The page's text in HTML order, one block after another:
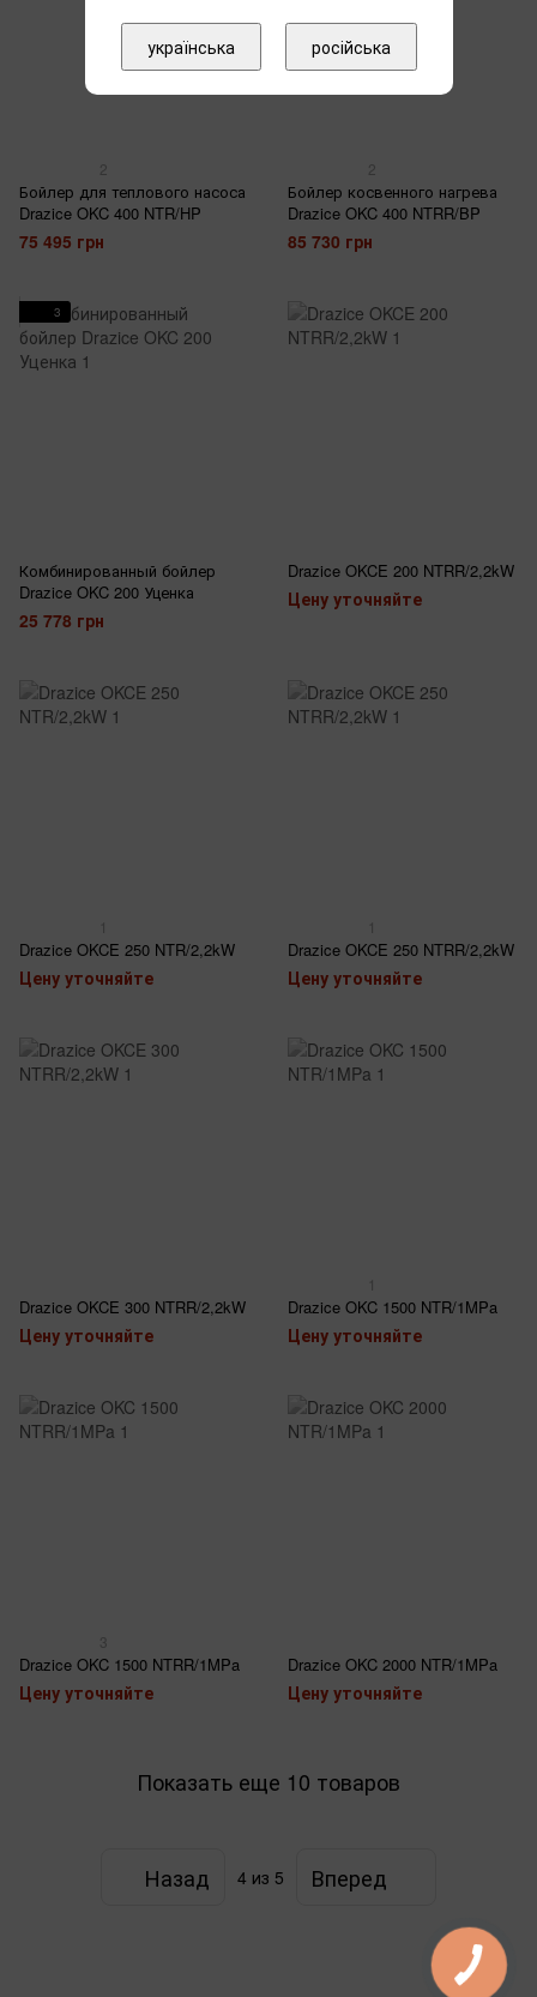
2
Бойлер для теплового насоса
Drazice OKC 400 NTR/HP
75 495 грн
2
Бойлер косвенного нагрева
Drazice OKC 400 NTRR/BP
85 730 грн
3
Комбинированный бойлер
Drazice OKC 200 Уценка
25 778 грн
Drazice OKCE 200 NTRR/2,2kW
Цену уточняйте
1
Drazice OKCE 250 NTR/2,2kW
Цену уточняйте
1
Drazice OKCE 250 NTRR/2,2kW
Цену уточняйте
Drazice OKCE 300 NTRR/2,2kW
Цену уточняйте
1
Drazice OKC 1500 NTR/1MPa
Цену уточняйте
3
Drazice OKC 1500 NTRR/1MPa
Цену уточняйте
Drazice OKC 2000 NTR/1MPa
Цену уточняйте
Показать еще 10 товаров
Назад 4 из 5 Вперед
українська російська